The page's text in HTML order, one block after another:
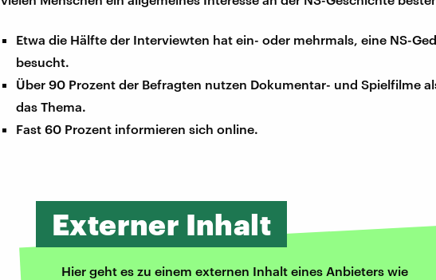
Etwa die Hälfte der Interviewten hat ein- oder mehrmals, eine NS-
besucht.
Über 90 Prozent der Befragten nutzen Dokumentar- und Spielfilme
das Thema.
Fast 60 Prozent informieren sich online.
Externer Inhalt
Hier geht es zu einem externen Inhalt eines Anbieters wie